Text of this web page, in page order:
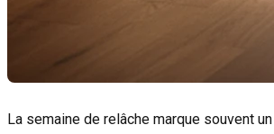
La semaine de relâche marque souvent